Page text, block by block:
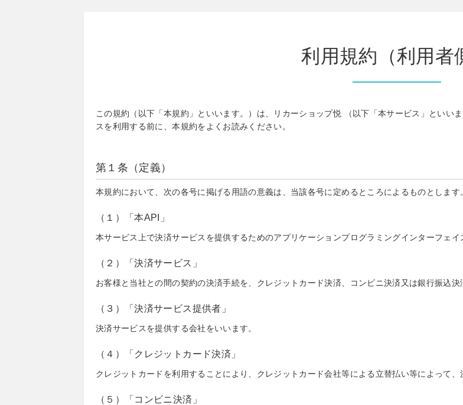
利用規約（利用者
この規約（以下「本規約」といいます。）は、リカーショップ悦 （以下「本サービス」といい
スを利用する前に、本規約をよくお読みください。
第１条（定義）
本規約において、次の各号に掲げる用語の意義は、当該各号に定めるところによるものとします
（１）「本API」
本サービス上で決済サービスを提供するためのアプリケーションプログラミングインターフェイ
（２）「決済サービス」
お客様と当社との間の契約の決済手続を、クレジットカード決済、コンビニ決済又は銀行振込決
（３）「決済サービス提供者」
決済サービスを提供する会社をいいます。
（４）「クレジットカード決済」
クレジットカードを利用することにより、クレジットカード会社等による立替払い等によって、
（５）「コンビニ決済」